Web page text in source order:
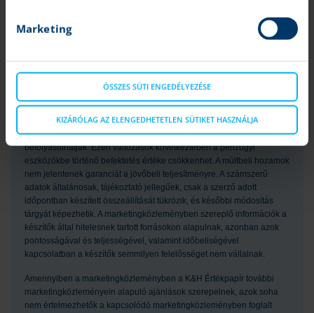
Marketing
ÖSSZES SÜTI ENGEDÉLYEZÉSE
KIZÁRÓLAG AZ ELENGEDHETETLEN SÜTIKET HASZNÁLJA
hogy a leírt szcenáriók, előrejelzések és kockázatok a piaci
marketingközleményben szereplő bármilyen előrejelzés pusztán
tájékoztató jellegű. A pénzügyi eszközök értéke, ára vagy a belőlük
származó jövedelem változhat, illetve az árfolyamváltozások ezeket
befolyásolhatják. Ezen változások következtében a pénzügyi
eszközökbe történő befektetés értéke csökkenhet. A múltbeli hozamok
nem jelentenek garanciát a jövőbeli teljesítményre. A számszerű
adatok általánosak, tájékoztató jellegűek, csak a szerző adott
időpontban készített összeállítását tükrözik, és későbbi módosítás
tárgyát képezhetik. A marketingközleményben szereplő információk a
készítők által hitelesnek tartott forrásokon alapulnak, azonban azok
pontosságával és teljességével, valamint időbeliségével
kapcsolatban a készítők semmilyen felelősséget nem vállalnak.
Amennyiben a marketingközleményben a K&H Értékpapír további
marketingközleményein alapuló ajánlások szerepelnek, azok soha
nem értelmezhetők a kapcsolódó marketingközleményben foglalt